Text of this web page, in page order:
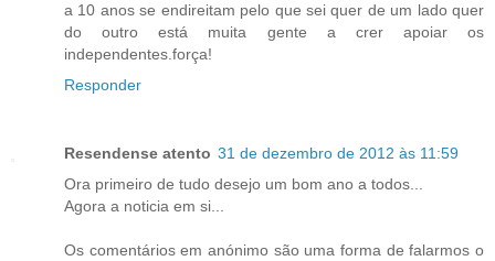
a 10 anos se endireitam pelo que sei quer de um lado quer
do outro está muita gente a crer apoiar os
independentes.força!
Responder
Resendense atento 31 de dezembro de 2012 às 11:59
Ora primeiro de tudo desejo um bom ano a todos...
Agora a noticia em si...
Os comentários em anónimo são uma forma de falarmos o